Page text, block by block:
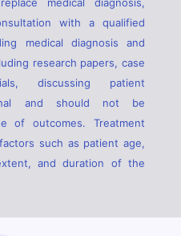
with a qualified
medical diagnosis and
research papers, case
discussing patient
and should not be
of outcomes. Treatment
such as patient age,
and duration of the